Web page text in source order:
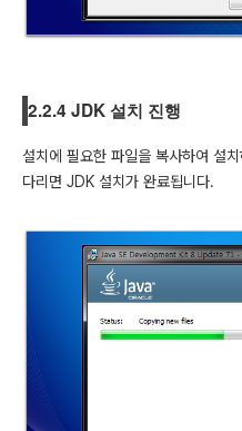
2.2.4 JDK 설치 진행
설치에 필요한 파일을 복사하여 설
다리면 JDK 설치가 완료됩니다.